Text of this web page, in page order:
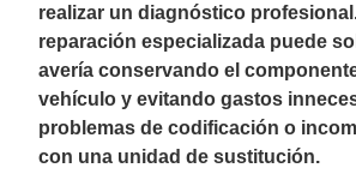
realizar un diagnóstico
reparación especializada puede
avería conservando el
vehículo y evitando gastos
problemas de codificación o
con una unidad de sustitución.